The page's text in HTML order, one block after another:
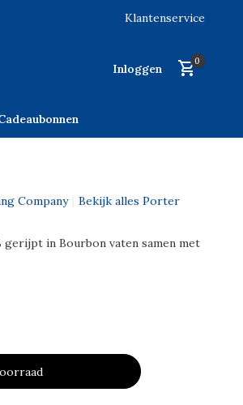
Klantenservice
Inloggen
0
Company Bekijk alles Porter
in Bourbon vaten samen met